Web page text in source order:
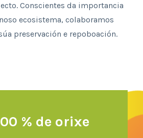
Conscientes da importancia
ecosistema, colaboramos
preservación e repoboación.
% de orixe